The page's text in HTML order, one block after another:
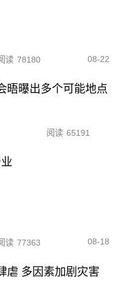
读 78180 08-22
晤曝出多个可能地点
阅读 65191
读 77363 08-18
虐 多因素加剧灾害